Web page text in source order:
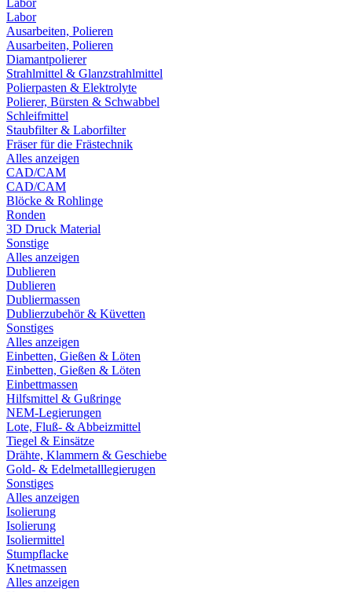
Labor
Labor
Ausarbeiten, Polieren
Ausarbeiten, Polieren
Diamantpolierer
Strahlmittel & Glanzstrahlmittel
Polierpasten & Elektrolyte
Polierer, Bürsten & Schwabbel
Schleifmittel
Staubfilter & Laborfilter
Fräser für die Frästechnik
Alles anzeigen
CAD/CAM
CAD/CAM
Blöcke & Rohlinge
Ronden
3D Druck Material
Sonstige
Alles anzeigen
Dublieren
Dublieren
Dubliermassen
Dublierzubehör & Küvetten
Sonstiges
Alles anzeigen
Einbetten, Gießen & Löten
Einbetten, Gießen & Löten
Einbettmassen
Hilfsmittel & Gußringe
NEM-Legierungen
Lote, Fluß- & Abbeizmittel
Tiegel & Einsätze
Drähte, Klammern & Geschiebe
Gold- & Edelmetalllegierugen
Sonstiges
Alles anzeigen
Isolierung
Isolierung
Isoliermittel
Stumpflacke
Knetmassen
Alles anzeigen